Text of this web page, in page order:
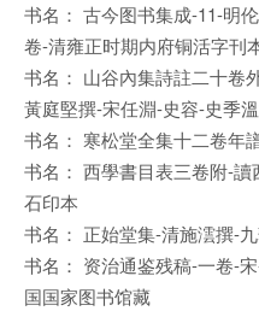
书名： 古今图书集成-11-明
卷-清雍正时期内府铜活字刊
书名： 山谷內集詩註二十卷
黃庭堅撰-宋任淵-史容-史季
书名： 寒松堂全集十二卷年
书名： 西學書目表三卷附-
石印本
书名： 正始堂集-清施澐撰-
书名： 资治通鉴残稿-一卷-
国国家图书馆藏